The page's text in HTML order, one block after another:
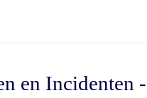
en Incidenten